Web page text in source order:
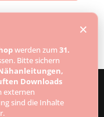
| Powered by
werden zum 31.
Bitte sichern
Downloads
externen
sind die Inhalte
×